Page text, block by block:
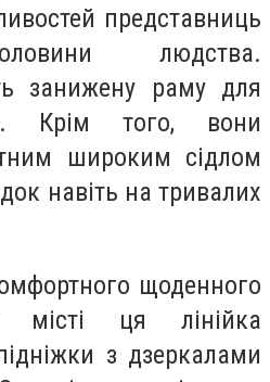
представниць
людства.
занижену раму для
Крім того, вони
широким сідлом
навіть на тривалих
щоденного
місті ця лінійка
з дзеркалами